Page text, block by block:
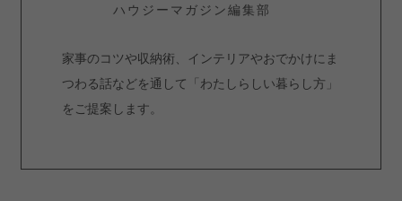
ハウジーマガジン編集部
家事のコツや収納術、インテリアやおでかけにま
つわる話などを通して「わたしらしい暮らし方」
をご提案します。